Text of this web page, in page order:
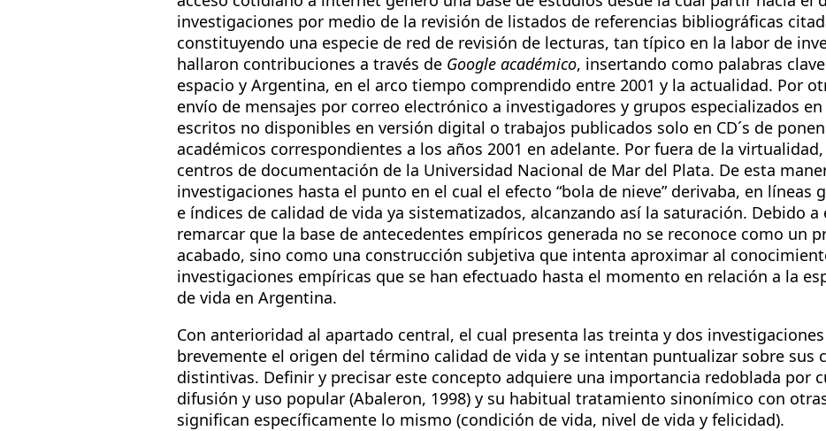
investigaciones por medio de la revisión de listados de referencias bibliográficas
constituyendo una especie de red de revisión de lecturas, tan típico en la labor de
hallaron contribuciones a través de Google académico, insertando como palabras
espacio y Argentina, en el arco tiempo comprendido entre 2001 y la actualidad. Por
envío de mensajes por correo electrónico a investigadores y grupos especializados
escritos no disponibles en versión digital o trabajos publicados solo en CD´s de
académicos correspondientes a los años 2001 en adelante. Por fuera de la
centros de documentación de la Universidad Nacional de Mar del Plata. De esta
investigaciones hasta el punto en el cual el efecto “bola de nieve” derivaba, en líneas
e índices de calidad de vida ya sistematizados, alcanzando así la saturación. Debido
remarcar que la base de antecedentes empíricos generada no se reconoce como un
acabado, sino como una construcción subjetiva que intenta aproximar al
investigaciones empíricas que se han efectuado hasta el momento en relación a la
de vida en Argentina.
Con anterioridad al apartado central, el cual presenta las treinta y dos
brevemente el origen del término calidad de vida y se intentan puntualizar sobre sus
distintivas. Definir y precisar este concepto adquiere una importancia redoblada por
difusión y uso popular (Abaleron, 1998) y su habitual tratamiento sinonímico con
significan específicamente lo mismo (condición de vida, nivel de vida y felicidad).